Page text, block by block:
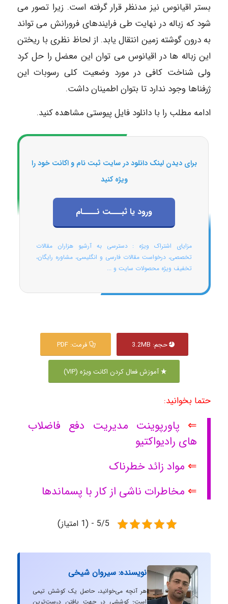
بستر اقیانوس نیز مدنظر قرار گرفته است. زیرا تصور می
شود که زباله در نهایت طی فرایندهای فرورانش می تواند
به درون گوشته زمین انتقال یابد. از لحاظ نظری با ریختن
این زباله ها در اقیانوس می توان این معضل را حل کرد
ولی شناخت کافی در مورد وضعیت کلی رسوبات این
ژرفناها وجود ندارد تا بتوان اطمینان داشت.
ادامه مطلب را با دانلود فایل پیوستی مشاهده کنید.
برای دیدن لینک دانلود در سایت ثبت نام و اکانت خود را
ویژه کنید
ورود یا ثبـــت نــــام
مزایای اشتراک ویژه : دسترسی به آرشیو هزاران مقالات
تخصصی، درخواست مقالات فارسی و انگلیسی، مشاوره رایگان،
تخفیف ویژه محصولات سایت و ...
حجم: 3.2MB فرمت: PDF
آموزش فعال کردن اکانت ویژه (VIP)
حتما بخوانید:
⇐ پاورپوینت مدیریت دفع فاضلاب
های رادیواکتیو
⇐ مواد زائد خطرناک
⇐ مخاطرات ناشی از کار با پسماندها
5/5 - (1 امتیاز)
نویسنده: سیروان شیخی
هر آنچه می‌خوانید، حاصل یک کوشش تیمی
است؛ کوششی در جهت یافتن درست‌ترین